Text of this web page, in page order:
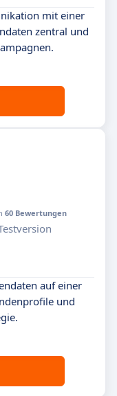
mit einer
zentral und
60 Bewertungen
auf einer
und